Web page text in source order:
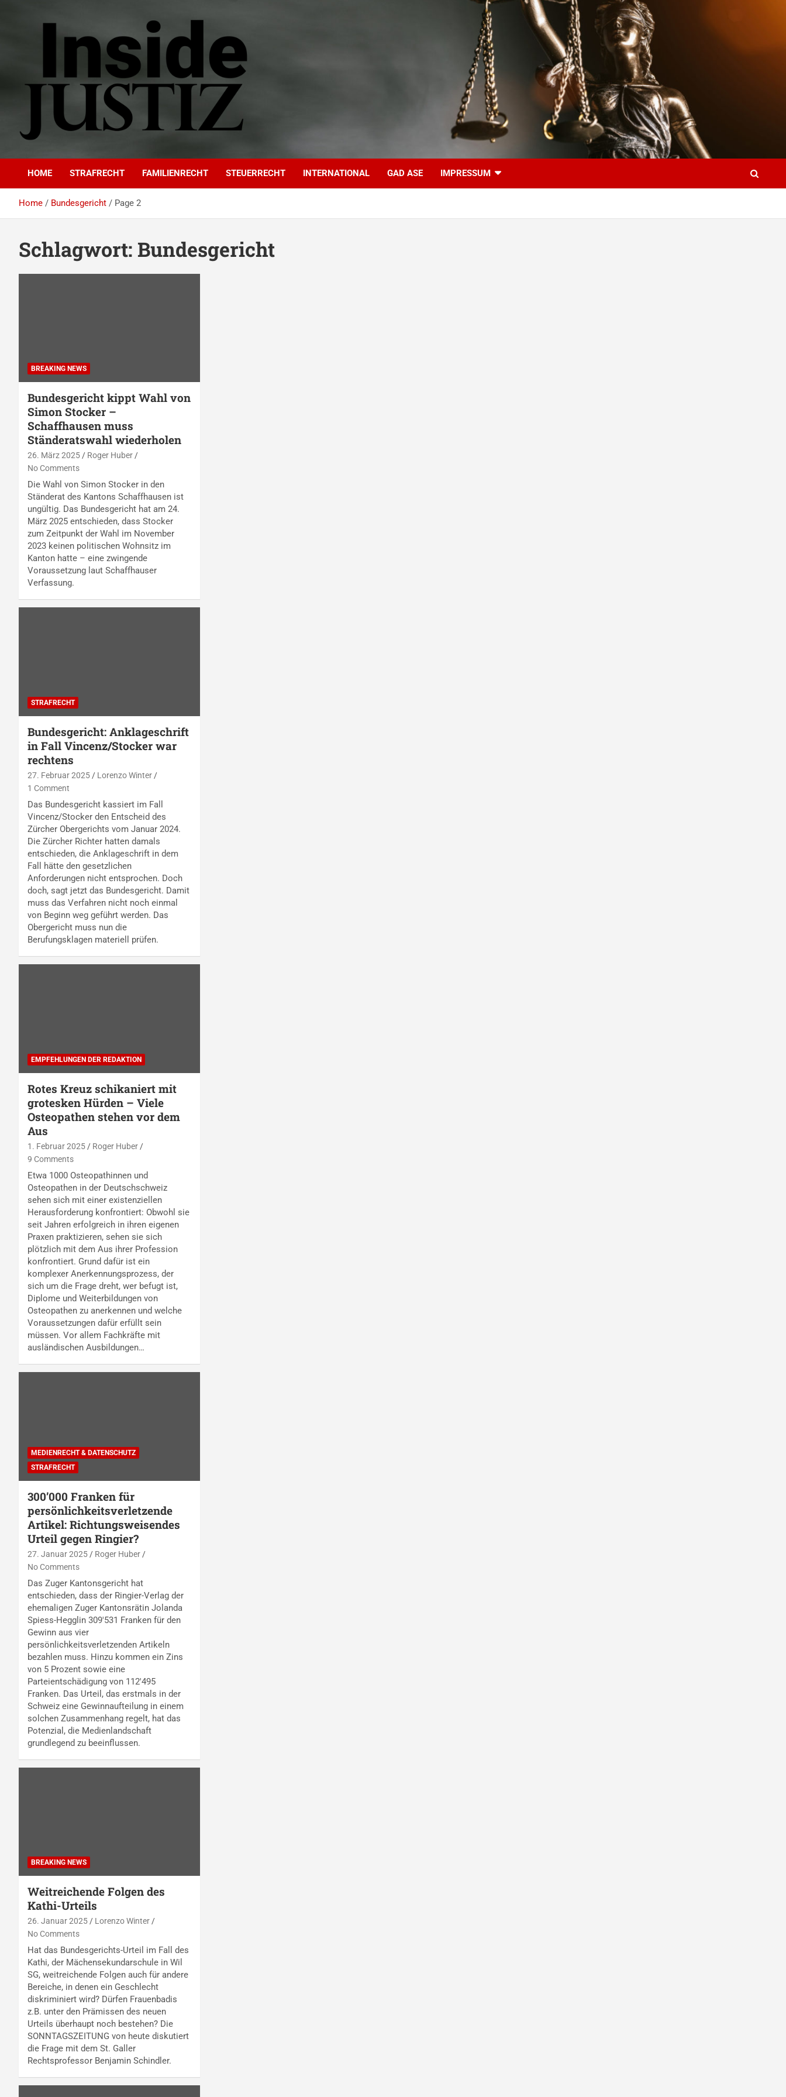
INSIDE-JUSTIZ
HOME STRAFRECHT FAMILIENRECHT STEUERRECHT INTERNATIONAL GAD ASE IMPRESSUM
Home Bundesgericht Page 2
Schlagwort: Bundesgericht
BREAKING NEWS
Bundesgericht kippt Wahl von
Simon Stocker –
Schaffhausen muss
Ständeratswahl wiederholen
26. März 2025
Roger Huber
No Comments
Die Wahl von Simon Stocker in den
Ständerat des Kantons Schaffhausen ist
ungültig. Das Bundesgericht hat am 24.
März 2025 entschieden, dass Stocker
zum Zeitpunkt der Wahl im November
2023 keinen politischen Wohnsitz im
Kanton hatte – eine zwingende
Voraussetzung laut Schaffhauser
Verfassung.
STRAFRECHT
Bundesgericht: Anklageschrift
in Fall Vincenz/Stocker war
rechtens
27. Februar 2025
Lorenzo Winter
1 Comment
Das Bundesgericht kassiert im Fall
Vincenz/Stocker den Entscheid des
Zürcher Obergerichts vom Januar 2024.
Die Zürcher Richter hatten damals
entschieden, die Anklageschrift in dem
Fall hätte den gesetzlichen
Anforderungen nicht entsprochen. Doch
doch, sagt jetzt das Bundesgericht. Damit
muss das Verfahren nicht noch einmal
von Beginn weg geführt werden. Das
Obergericht muss nun die
Berufungsklagen materiell prüfen.
EMPFEHLUNGEN DER REDAKTION
Rotes Kreuz schikaniert mit
grotesken Hürden – Viele
Osteopathen stehen vor dem
Aus
1. Februar 2025
Roger Huber
9 Comments
Etwa 1000 Osteopathinnen und
Osteopathen in der Deutschschweiz
sehen sich mit einer existenziellen
Herausforderung konfrontiert: Obwohl sie
seit Jahren erfolgreich in ihren eigenen
Praxen praktizieren, sehen sie sich
plötzlich mit dem Aus ihrer Profession
konfrontiert. Grund dafür ist ein
komplexer Anerkennungsprozess, der
sich um die Frage dreht, wer befugt ist,
Diplome und Weiterbildungen von
Osteopathen zu anerkennen und welche
Voraussetzungen dafür erfüllt sein
müssen. Vor allem Fachkräfte mit
ausländischen Ausbildungen…
MEDIENRECHT & DATENSCHUTZ
STRAFRECHT
300’000 Franken für
persönlichkeitsverletzende
Artikel: Richtungsweisendes
Urteil gegen Ringier?
27. Januar 2025
Roger Huber
No Comments
Das Zuger Kantonsgericht hat
entschieden, dass der Ringier-Verlag der
ehemaligen Zuger Kantonsrätin Jolanda
Spiess-Hegglin 309'531 Franken für den
Gewinn aus vier
persönlichkeitsverletzenden Artikeln
bezahlen muss. Hinzu kommen ein Zins
von 5 Prozent sowie eine
Parteientschädigung von 112'495
Franken. Das Urteil, das erstmals in der
Schweiz eine Gewinnaufteilung in einem
solchen Zusammenhang regelt, hat das
Potenzial, die Medienlandschaft
grundlegend zu beeinflussen.
BREAKING NEWS
Weitreichende Folgen des
Kathi-Urteils
26. Januar 2025
Lorenzo Winter
No Comments
Hat das Bundesgerichts-Urteil im Fall des
Kathi, der Mächensekundarschule in Wil
SG, weitreichende Folgen auch für andere
Bereiche, in denen ein Geschlecht
diskriminiert wird? Dürfen Frauenbadis
z.B. unter den Prämissen des neuen
Urteils überhaupt noch bestehen? Die
SONNTAGSZEITUNG von heute diskutiert
die Frage mit dem St. Galler
Rechtsprofessor Benjamin Schindler.